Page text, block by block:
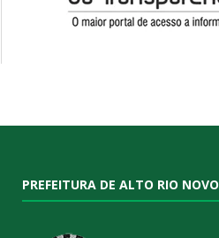
PREFEITURA DE ALTO RIO NOVO